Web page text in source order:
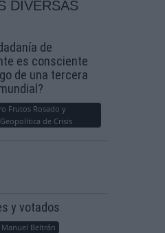
DIVERSAS
de
es consciente
de una tercera
Frutos Rosado y
de Crisis
y votados
Manuel Beltrán